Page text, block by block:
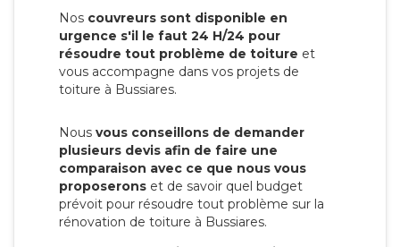
Nos couvreurs sont disponible en
urgence s'il le faut 24 H/24 pour
résoudre tout problème de toiture et
vous accompagne dans vos projets de
toiture à Bussiares.
Nous vous conseillons de demander
plusieurs devis afin de faire une
comparaison avec ce que nous vous
proposerons et de savoir quel budget
prévoit pour résoudre tout problème sur la
rénovation de toiture à Bussiares.